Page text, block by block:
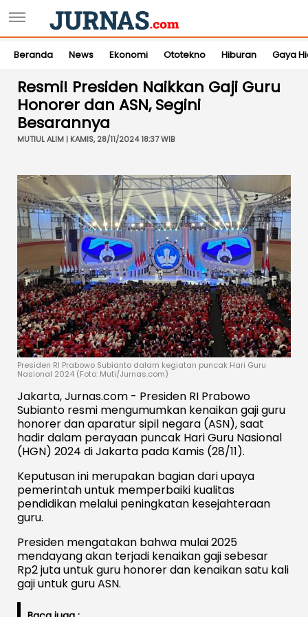
Beranda News Ekonomi Ototekno Hiburan Gaya
Resmi! Presiden Naikkan Gaji Guru
Honorer dan ASN, Segini
Besarannya
MUTIUL ALIM | KAMIS, 28/11/2024 18:37 WIB
Presiden RI Prabowo Subianto dalam kegiatan puncak Hari Guru
Nasional 2024 (Foto: Muti/Jurnas.com)
Jakarta, Jurnas.com - Presiden RI Prabowo
Subianto resmi mengumumkan kenaikan gaji guru
honorer dan aparatur sipil negara (ASN), saat
hadir dalam perayaan puncak Hari Guru Nasional
(HGN) 2024 di Jakarta pada Kamis (28/11).
Keputusan ini merupakan bagian dari upaya
pemerintah untuk memperbaiki kualitas
pendidikan melalui peningkatan kesejahteraan
guru.
Presiden mengatakan bahwa mulai 2025
mendayang akan terjadi kenaikan gaji sebesar
Rp2 juta untuk guru honorer dan kenaikan satu kali
gaji untuk guru ASN.